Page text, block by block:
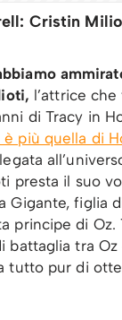
Cristin
l’attrice
di Tracy in
più quella di
presta il suo
Gigante, figlia
principe di Oz.
battaglia tra Oz
tutto pur di